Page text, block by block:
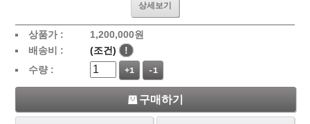
상세보기
상품가 : 1,200,000원
배송비 :
(조건)
!
수량 :
+1 -1
구매하기